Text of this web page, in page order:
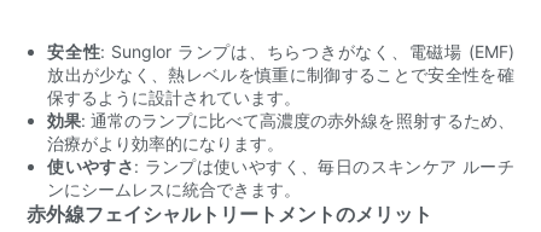
安全性: Sunglor ランプは、ちらつきがなく、電磁場 (EMF)
放出が少なく、熱レベルを慎重に制御することで安全性を確
保するように設計されています。
効果: 通常のランプに比べて高濃度の赤外線を照射するため、
治療がより効率的になります。
使いやすさ: ランプは使いやすく、毎日のスキンケア ルーチ
ンにシームレスに統合できます。
赤外線フェイシャルトリートメントのメリット